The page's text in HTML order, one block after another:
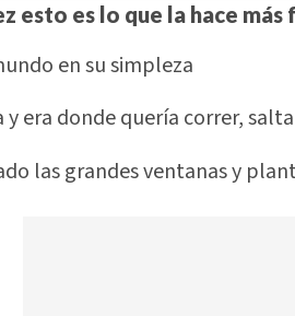
esto es lo que la hace
en su simpleza
y era donde quería correr,
las grandes ventanas y